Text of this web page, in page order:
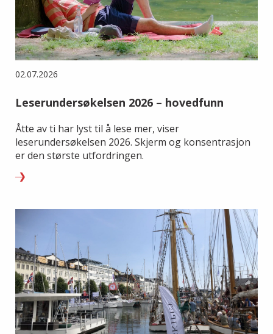
02.07.2026
Leserundersøkelsen 2026 – hovedfunn
Åtte av ti har lyst til å lese mer, viser
leserundersøkelsen 2026. Skjerm og konsentrasjon
er den største utfordringen.